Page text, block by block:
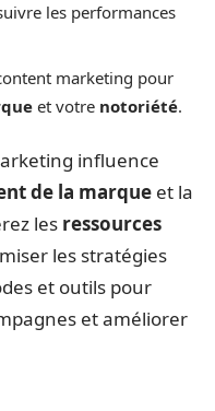
les performances
marketing pour
et votre notoriété.
influence
de la marque et la
les ressources
les stratégies
et outils pour
et améliorer